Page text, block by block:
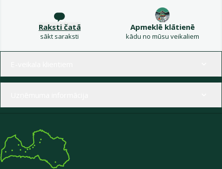
Raksti čatā
sākt saraksti
Apmeklē klātienē
kādu no mūsu veikaliem